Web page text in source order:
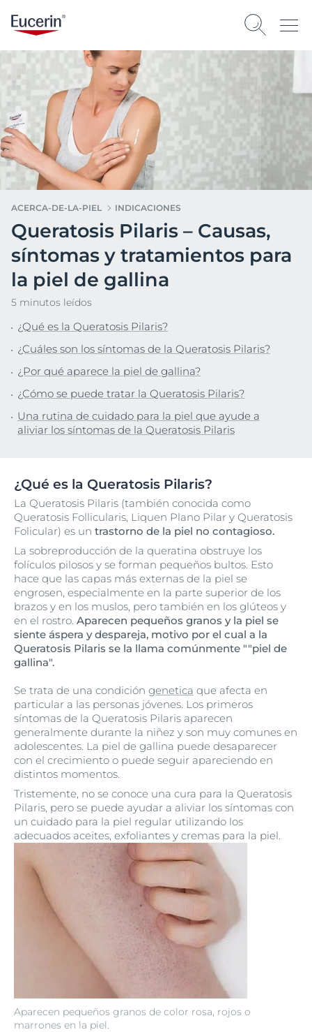
ACERCA-DE-LA-PIEL INDICACIONES
Queratosis Pilaris – Causas,
síntomas y tratamientos para
la piel de gallina
5 minutos leídos
¿Qué es la Queratosis Pilaris?
¿Cuáles son los síntomas de la Queratosis Pilaris?
¿Por qué aparece la piel de gallina?
¿Cómo se puede tratar la Queratosis Pilaris?
Una rutina de cuidado para la piel que ayude a
aliviar los síntomas de la Queratosis Pilaris
¿Qué es la Queratosis Pilaris?
La Queratosis Pilaris (también conocida como
Queratosis Follicularis, Liquen Plano Pilar y Queratosis
Folicular) es un trastorno de la piel no contagioso.
La sobreproducción de la queratina obstruye los
folículos pilosos y se forman pequeños bultos. Esto
hace que las capas más externas de la piel se
engrosen, especialmente en la parte superior de los
brazos y en los muslos, pero también en los glúteos y
en el rostro. Aparecen pequeños granos y la piel se
siente áspera y despareja, motivo por el cual a la
Queratosis Pilaris se la llama comúnmente ""piel de
gallina".
Aparecen pequeños granos de color rosa, rojos o
marrones en la piel.
Se trata de una condición genetica que afecta en
particular a las personas jóvenes. Los primeros
síntomas de la Queratosis Pilaris aparecen
generalmente durante la niñez y son muy comunes en
adolescentes. La piel de gallina puede desaparecer
con el crecimiento o puede seguir apareciendo en
distintos momentos.
Tristemente, no se conoce una cura para la Queratosis
Pilaris, pero se puede ayudar a aliviar los síntomas con
un cuidado para la piel regular utilizando los
adecuados aceites, exfoliantes y cremas para la piel.